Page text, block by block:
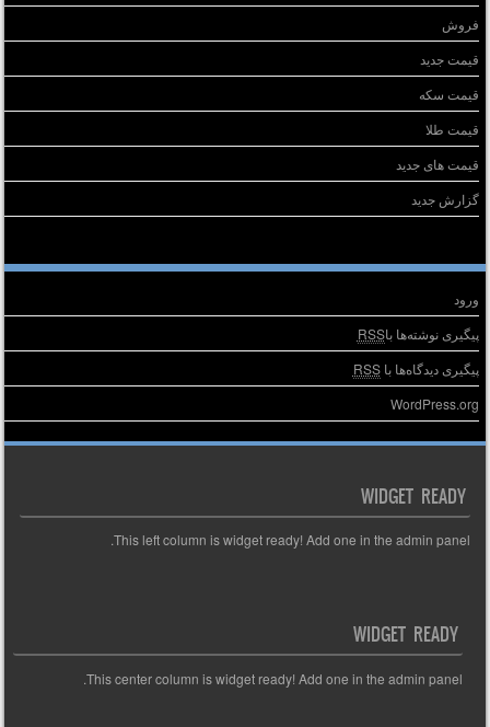
فروش
قیمت جدید
قیمت سکه
قیمت طلا
قیمت های جدید
گزارش جدید
ورود
پیگیری نوشته‌ها باRSS
پیگیری دیدگاه‌ها باRSS
WordPress.org
WIDGET READY
This left column is widget ready! Add one in the admin panel.
WIDGET READY
This center column is widget ready! Add one in the admin panel.